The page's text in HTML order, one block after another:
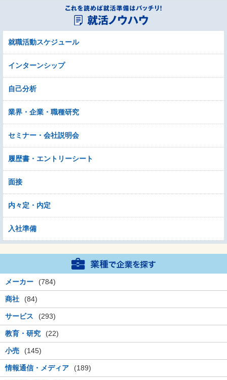
就職活動スケジュール
インターンシップ
自己分析
業界・企業・職種研究
セミナー・会社説明会
履歴書・エントリーシート
面接
内々定・内定
入社準備
メーカー (784)
商社 (84)
サービス (293)
教育・研究 (22)
小売 (145)
情報通信・メディア (189)